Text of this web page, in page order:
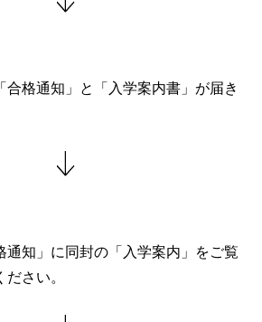
合格通知」と「入学案内書」が届き
通知」に同封の「入学案内」をご覧
さい。